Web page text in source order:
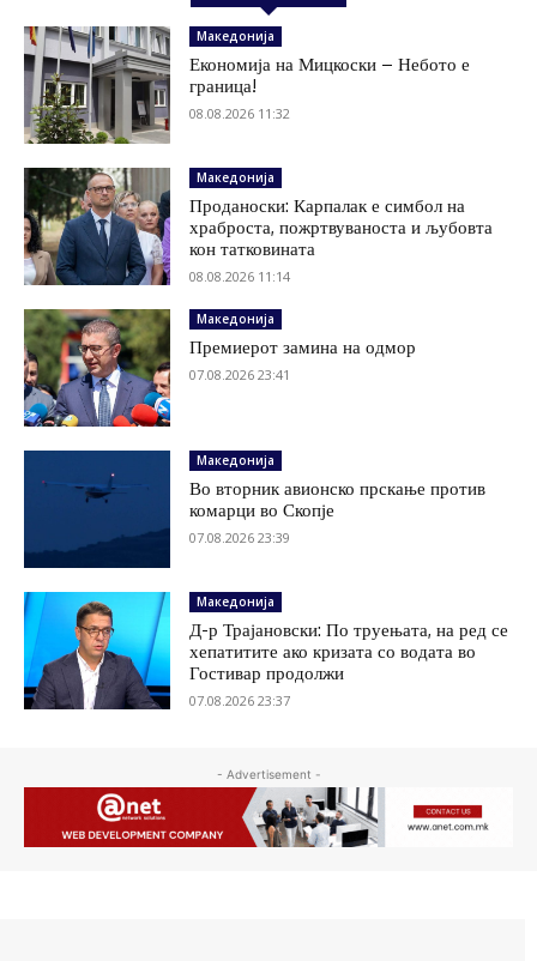
Македонија
Економија на Мицкоски – Небото е
граница!
08.08.2026 11:32
Македонија
Проданоски: Карпалак е симбол на
храброста, пожртвуваноста и љубовта
кон татковината
08.08.2026 11:14
Македонија
Премиерот замина на одмор
07.08.2026 23:41
Македонија
Во вторник авионско прскање против
комарци во Скопје
07.08.2026 23:39
Македонија
Д-р Трајановски: По труењата, на ред се
хепатитите ако кризата со водата во
Гостивар продолжи
07.08.2026 23:37
- Advertisement -